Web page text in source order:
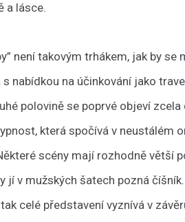
a lásce.
není takovým trhákem, jak by
nabídkou na účinkování jako
polovině se poprvé objeví
která spočívá v neustálém
scény mají rozhodně větší
v mužských šatech pozná číšník.
celé představení vyznívá v